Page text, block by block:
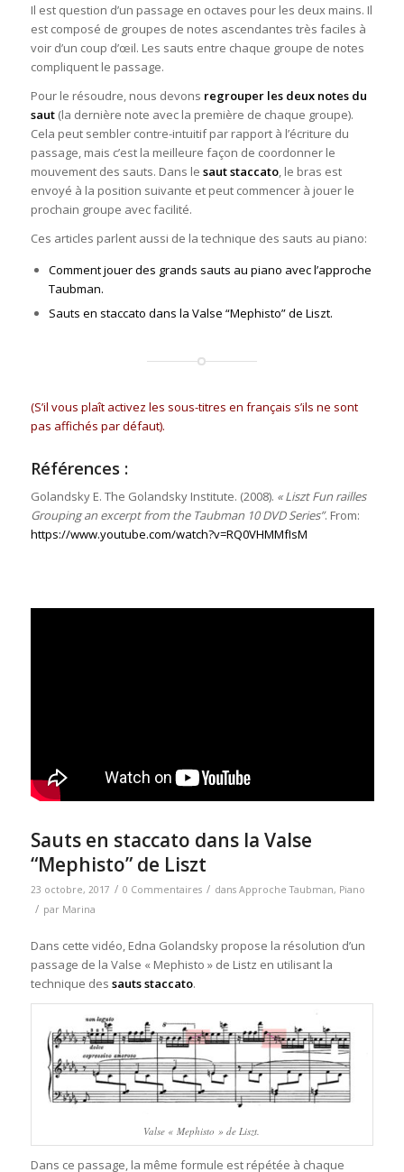
Il est question d’un passage en octaves pour les deux mains. Il
est composé de groupes de notes ascendantes très faciles à
voir d’un coup d’œil. Les sauts entre chaque groupe de notes
compliquent le passage.
Pour le résoudre, nous devons regrouper les deux notes du
saut(la dernière note avec la première de chaque groupe).
Cela peut sembler contre-intuitif par rapport à l’écriture du
passage, mais c’est la meilleure façon de coordonner le
mouvement des sauts. Dans le saut staccato, le bras est
envoyé à la position suivante et peut commencer à jouer le
prochain groupe avec facilité.
Ces articles parlent aussi de la technique des sauts au piano:
Comment jouer des grands sauts au piano avec l’approche
Taubman.
Sauts en staccato dans la Valse “Mephisto” de Liszt.
(S’il vous plaît activez les sous-titres en français s’ils ne sont
pas affichés par défaut).
Références :
Golandsky E. The Golandsky Institute. (2008). « Liszt Fun railles
Grouping an excerpt from the Taubman 10 DVD Series”. From:
https://www.youtube.com/watch?v=RQ0VHMMfIsM
Sauts en staccato dans la Valse
“Mephisto” de Liszt
23 octobre, 2017 / 0 Commentaires / dans Approche Taubman, Piano
/ par Marina
Dans cette vidéo, Edna Golandsky propose la résolution d’un
passage de la Valse « Mephisto » de Listz en utilisant la
technique des sauts staccato.
Valse « Mephisto » de Liszt.
Dans ce passage, la même formule est répétée à chaque